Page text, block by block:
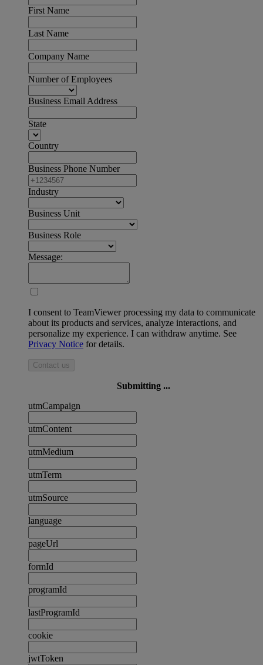
First Name
Last Name
Company Name
Number of Employees
Business Email Address
State
Country
Business Phone Number
Industry
Business Unit
Business Role
Message:
I consent to TeamViewer processing my data to communicate
about its products and services, analyze interactions, and
personalize my experience. I can withdraw anytime. See
Privacy Notice for details.
Contact us
Submitting ...
utmCampaign
utmContent
utmMedium
utmTerm
utmSource
language
pageUrl
formId
programId
lastProgramId
cookie
jwtToken